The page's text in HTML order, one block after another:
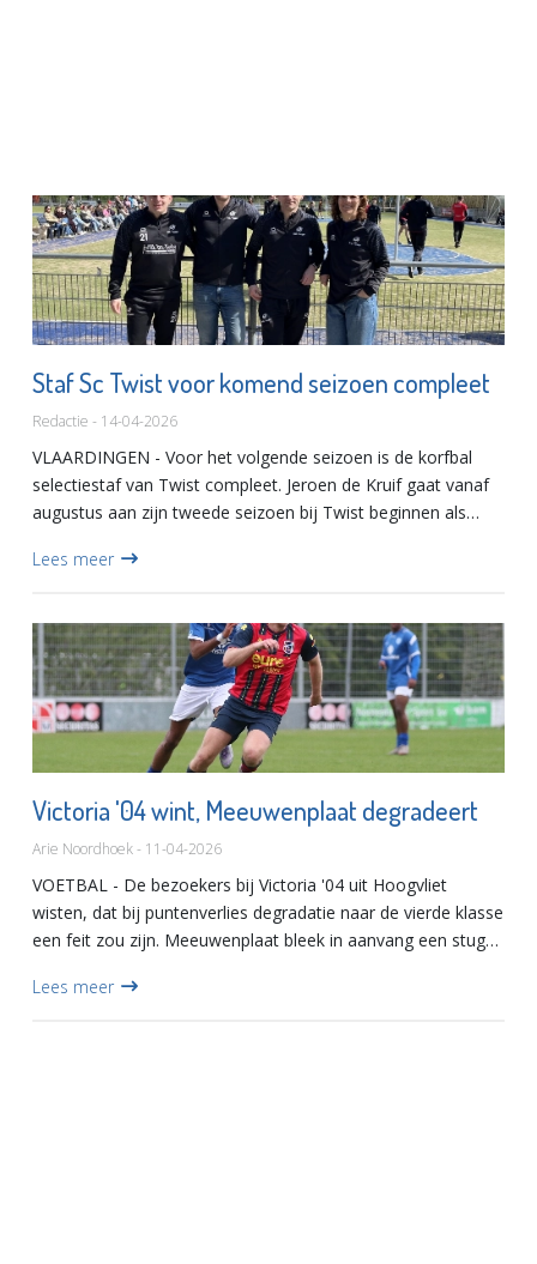
Staf Sc Twist voor komend seizoen compleet
Redactie - 14-04-2026
VLAARDINGEN - Voor het volgende seizoen is de korfbal
selectiestaf van Twist compleet. Jeroen de Kruif gaat vanaf
augustus aan zijn tweede seizoen bij Twist beginnen als
teambe...
Lees meer
Victoria '04 wint, Meeuwenplaat degradeert
Arie Noordhoek - 11-04-2026
VOETBAL - De bezoekers bij Victoria '04 uit Hoogvliet
wisten, dat bij puntenverlies degradatie naar de vierde klasse
een feit zou zijn. Meeuwenplaat bleek in aanvang een stugge
Lees meer